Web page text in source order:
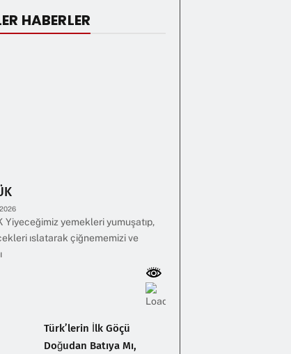
HABERLER
Yiyeceğimiz yemekleri yumuşatıp,
ıslatarak çiğnememizi ve
Türk’lerin İlk Göçü
Doğudan Batıya Mı,